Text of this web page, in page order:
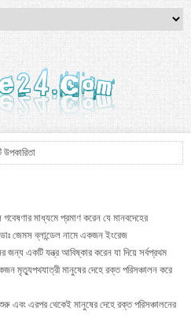
উপকারিতা
মাধ্যমে প্রমাণ করেন যে মানবদেহের
জেমস ব্লান্ডেল নামে একজন ইংরেজ
জন্য একটি যন্ত্র আবিষ্কার করেন যা দিয়ে সর্বপ্রথম
মৃত্যুপথযাত্রী মানুষের দেহে রক্ত পরিসঞ্চালন করে
এবং এরপর থেকেই মানুষের দেহে রক্ত পরিসঞ্চালনের